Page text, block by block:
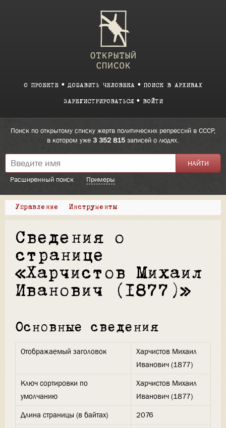
О ПРОЕКТЕ ДОБАВИТЬ ЧЕЛОВЕКА ПОИСК В АРХИВАХ
ЗАРЕГИСТРИРОВАТЬСЯ ВОЙТИ
Поиск по открытому списку жертв политических репрессий в СССР,
в котором уже 3 352 815 записей о людях.
Расширенный поиск Примеры
Управление Инструменты
Сведения о
странице
«Харчистов Михаил
Иванович (1877)»
Основные сведения
Отображаемый заголовок
Харчистов Михаил
Иванович (1877)
Ключ сортировки по
умолчанию
Харчистов Михаил
Иванович (1877)
Длина страницы (в байтах)
2076